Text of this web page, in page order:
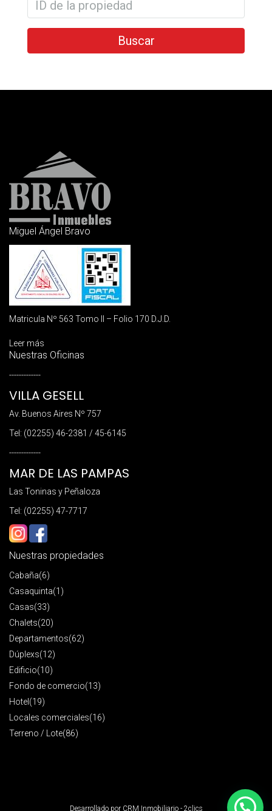
Buscar
Miguel Ángel Bravo
Matricula Nº 563 Tomo II – Folio 170 D.J.D.
Leer más
Nuestras Oficinas
-------------
VILLA GESELL
Av. Buenos Aires Nº 757
Tel: (02255) 46-2381 / 45-6145
-------------
MAR DE LAS PAMPAS
Las Toninas y Peñaloza
Tel: (02255) 47-7717
Nuestras propiedades
Cabaña(6)
Casaquinta(1)
Casas(33)
Chalets(20)
Departamentos(62)
Dúplexs(12)
Edificio(10)
Fondo de comercio(13)
Hotel (19)
Locales comerciales(16)
Terreno / Lote(86)
Desarrollado por CRM Inmobiliario - 2clics